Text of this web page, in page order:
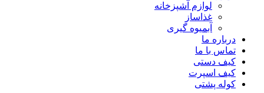
لوازم آشپزخانه
غذاساز
آبمیوه گیری
درباره ما
تماس با ما
کیف دستی
کیف اسپرت
کوله پشتی